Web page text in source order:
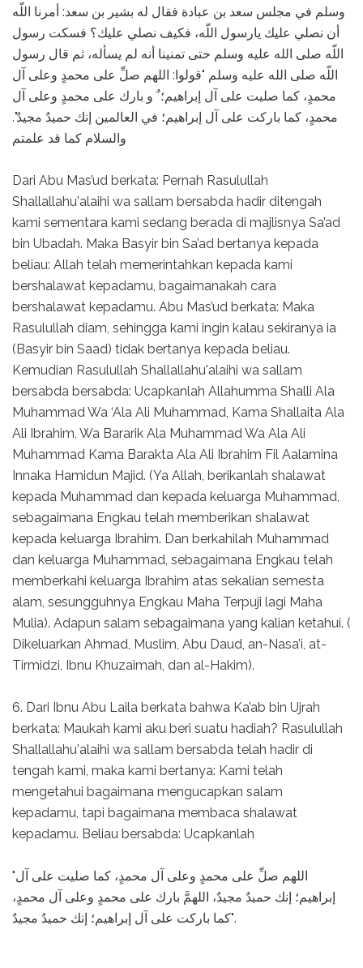
وسلم في مجلس سعد بن عبادة فقال له بشير بن سعد: أمرنا اللّه
أن نصلي عليك يارسول اللّه، فكيف نصلي عليك؟ فسكت رسول
اللّه صلى الله عليه وسلم حتى تمنينا أنه لم يسأله، ثم قال رسول
اللّه صلى الله عليه وسلم "قولوا: اللهم صلِّ على محمدٍ وعلى آل
محمدٍ، كما صليت على آل إبراهيم؛ ٌ و بارك على محمدٍ وعلى آل
محمدٍ، كما باركت على آل إبراهيم؛ في العالمين إنك حميدٌ مجيدٌ".
والسلام كما قد علمتم
Dari Abu Mas’ud berkata: Pernah Rasulullah
Shallallahu'alaihi wa sallam bersabda hadir ditengah
kami sementara kami sedang berada di majlisnya Sa’ad
bin Ubadah. Maka Basyir bin Sa’ad bertanya kepada
beliau: Allah telah memerintahkan kepada kami
bershalawat kepadamu, bagaimanakah cara
bershalawat kepadamu. Abu Mas’ud berkata: Maka
Rasulullah diam, sehingga kami ingin kalau sekiranya ia
(Basyir bin Saad) tidak bertanya kepada beliau.
Kemudian Rasulullah Shallallahu'alaihi wa sallam
bersabda bersabda: Ucapkanlah Allahumma Shalli Ala
Muhammad Wa ‘Ala Ali Muhammad, Kama Shallaita Ala
Ali Ibrahim, Wa Bararik Ala Muhammad Wa Ala Ali
Muhammad Kama Barakta Ala Ali Ibrahim Fil Aalamina
Innaka Hamidun Majid. (Ya Allah, berikanlah shalawat
kepada Muhammad dan kepada keluarga Muhammad,
sebagaimana Engkau telah memberikan shalawat
kepada keluarga Ibrahim. Dan berkahilah Muhammad
dan keluarga Muhammad, sebagaimana Engkau telah
memberkahi keluarga Ibrahim atas sekalian semesta
alam, sesungguhnya Engkau Maha Terpuji lagi Maha
Mulia). Adapun salam sebagaimana yang kalian ketahui. (
Dikeluarkan Ahmad, Muslim, Abu Daud, an-Nasa’i, at-
Tirmidzi, Ibnu Khuzaimah, dan al-Hakim).
6. Dari Ibnu Abu Laila berkata bahwa Ka’ab bin Ujrah
berkata: Maukah kami aku beri suatu hadiah? Rasulullah
Shallallahu'alaihi wa sallam bersabda telah hadir di
tengah kami, maka kami bertanya: Kami telah
mengetahui bagaimana mengucapkan salam
kepadamu, tapi bagaimana membaca shalawat
kepadamu. Beliau bersabda: Ucapkanlah
"اللهم صلِّ على محمدٍ وعلى آل محمدٍ، كما صليت على آل
إبراهيم؛ إنك حميدٌ مجيدٌ، اللهمَّ بارك على محمدٍ وعلى آل محمدٍ،
كما باركت على آل إبراهيم؛ إنك حميدٌ مجيدٌ".